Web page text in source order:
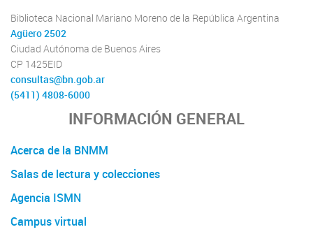
Biblioteca Nacional Mariano Moreno de la República Argentina
Agüero 2502
Ciudad Autónoma de Buenos Aires
CP 1425EID
consultas@bn.gob.ar
(5411) 4808-6000
INFORMACIÓN GENERAL
Acerca de la BNMM
Salas de lectura y colecciones
Agencia ISMN
Campus virtual